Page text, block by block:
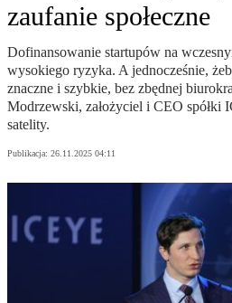
zaufanie społeczne
Dofinansowanie startupów na
wysokiego ryzyka. A jednocześnie,
znaczne i szybkie, bez zbędnej
Modrzewski, założyciel i CEO spółki
satelity.
Publikacja: 26.11.2025 04:11